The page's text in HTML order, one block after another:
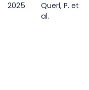
2025
Querl, P. et
al.